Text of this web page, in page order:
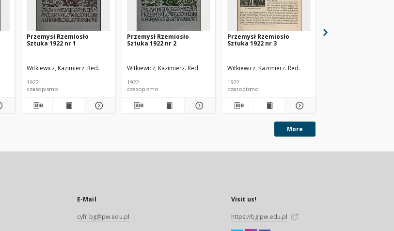
Przemysł Rzemiosło
Sztuka 1922 nr 1
Witkiewicz, Kazimierz. Red.
1922
czasopismo
Przemysł Rzemiosło
Sztuka 1922 nr 2
Witkiewicz, Kazimierz. Red.
1922
czasopismo
Przemysł Rzemiosło
Sztuka 1922 nr 3
Witkiewicz, Kazimierz. Red.
1922
czasopismo
More
E-Mail
cyfr.bg@pw.edu.pl
Visit us!
https://bg.pw.edu.pl